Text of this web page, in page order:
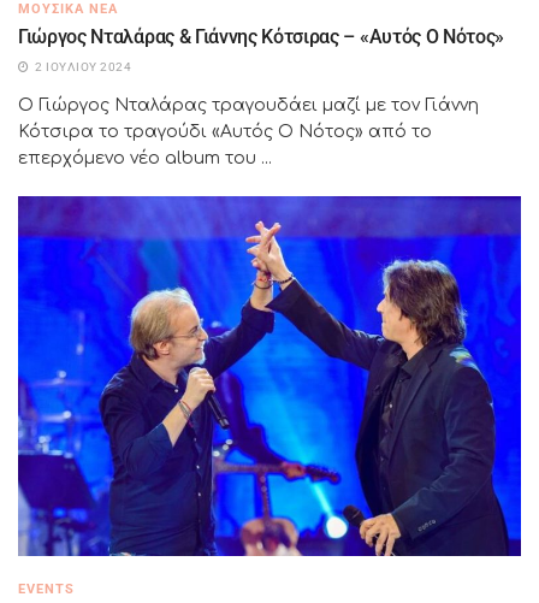
ΜΟΥΣΙΚΆ ΝΈΑ
Γιώργος Νταλάρας & Γιάννης Κότσιρας – «Αυτός Ο Νότος»
2 ΙΟΥΛΊΟΥ 2024
Ο Γιώργος Νταλάρας τραγουδάει μαζί με τον Γιάννη
Κότσιρα το τραγούδι «Αυτός Ο Νότος» από το
επερχόμενο νέο album του ...
EVENTS